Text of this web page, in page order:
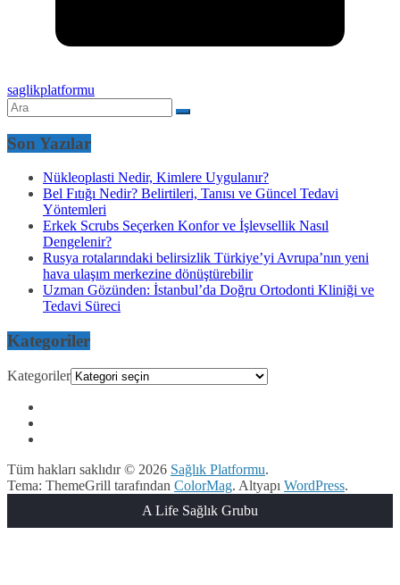
saglikplatformu
Son Yazılar
Nükleoplasti Nedir, Kimlere Uygulanır?
Bel Fıtığı Nedir? Belirtileri, Tanısı ve Güncel Tedavi
Yöntemleri
Erkek Scrubs Seçerken Konfor ve İşlevsellik Nasıl
Dengelenir?
Rusya rotalarındaki belirsizlik Türkiye’yi Avrupa’nın yeni
hava ulaşım merkezine dönüştürebilir
Uzman Gözünden: İstanbul’da Doğru Ortodonti Kliniği ve
Tedavi Süreci
Kategoriler
Kategoriler
Tüm hakları saklıdır © 2026 Sağlık Platformu.
Tema: ThemeGrill tarafından ColorMag. Altyapı WordPress.
A Life Sağlık Grubu